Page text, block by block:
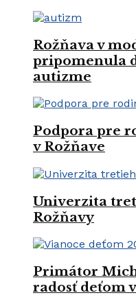
Rožňava v
pripomenula
autizme
Podpora pre
v Rožňave
Univerzita
Rožňavy
Primátor
radosť deťom